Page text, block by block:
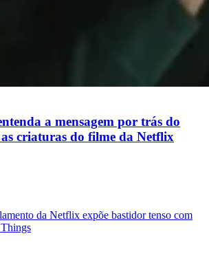
a mensagem por trás do
criaturas do filme da Netflix
da Netflix expõe bastidor tenso com